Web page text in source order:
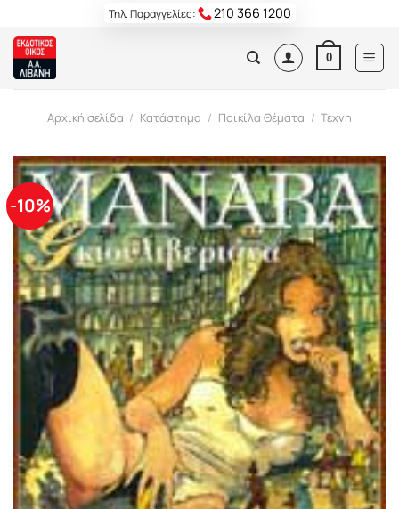
content
Τηλ. Παραγγελίες: 210 366 1200
0
Αρχική σελίδα / Κατάστημα / Ποικίλα Θέματα / Τέχνη
-10%